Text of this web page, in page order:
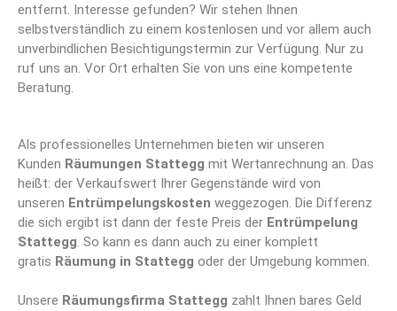
entfernt. Interesse gefunden? Wir stehen Ihnen
selbstverständlich zu einem kostenlosen und vor allem auch
unverbindlichen Besichtigungstermin zur Verfügung. Nur zu
ruf uns an. Vor Ort erhalten Sie von uns eine kompetente
Beratung.
Als professionelles Unternehmen bieten wir unseren
Kunden Räumungen Stattegg mit Wertanrechnung an. Das
heißt: der Verkaufswert Ihrer Gegenstände wird von
unseren Entrümpelungskosten weggezogen. Die Differenz
die sich ergibt ist dann der feste Preis der Entrümpelung
Stattegg. So kann es dann auch zu einer komplett
gratis Räumung in Stattegg oder der Umgebung kommen.
Unsere Räumungsfirma Stattegg zahlt Ihnen bares Geld